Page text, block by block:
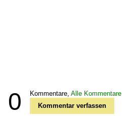
0 Kommentare, Alle Kommentare
Kommentar verfassen